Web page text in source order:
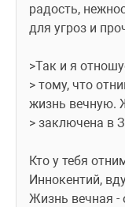
радость,
для угроз и
>Так и я
> тому, что
жизнь вечную.
> заключена в
Кто у тебя
Иннокентий,
Жизнь вечная -